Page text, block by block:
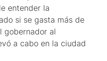
entender la
si se gasta más de
gobernador al
a cabo en la ciudad